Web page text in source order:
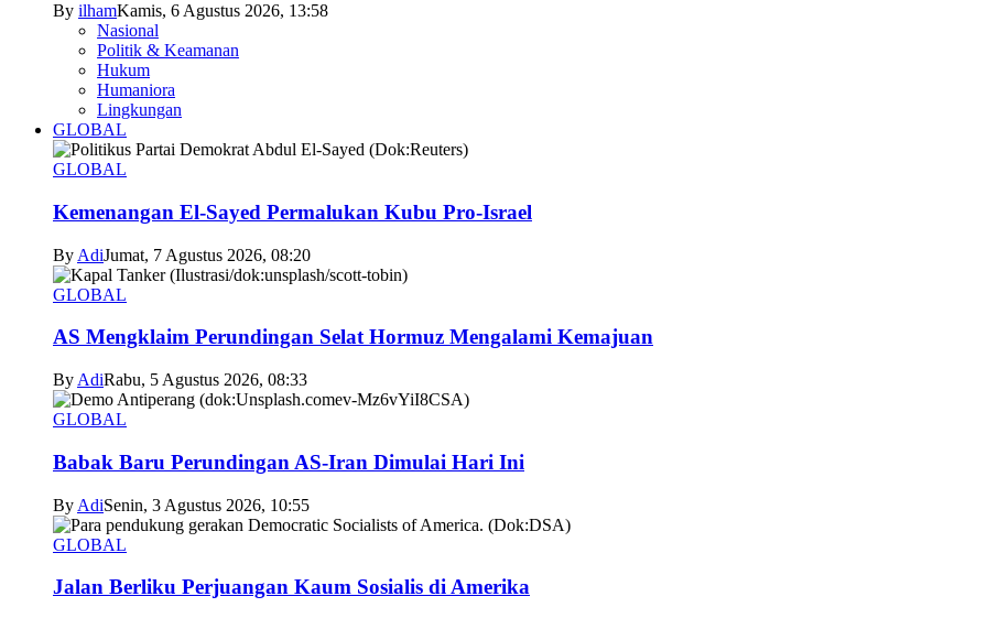
By ilhamKamis, 6 Agustus 2026, 13:58
Nasional
Politik & Keamanan
Hukum
Humaniora
Lingkungan
GLOBAL
GLOBAL
Kemenangan El-Sayed Permalukan Kubu Pro-Israel
By AdiJumat, 7 Agustus 2026, 08:20
GLOBAL
AS Mengklaim Perundingan Selat Hormuz Mengalami Kemajuan
By AdiRabu, 5 Agustus 2026, 08:33
GLOBAL
Babak Baru Perundingan AS-Iran Dimulai Hari Ini
By AdiSenin, 3 Agustus 2026, 10:55
GLOBAL
Jalan Berliku Perjuangan Kaum Sosialis di Amerika